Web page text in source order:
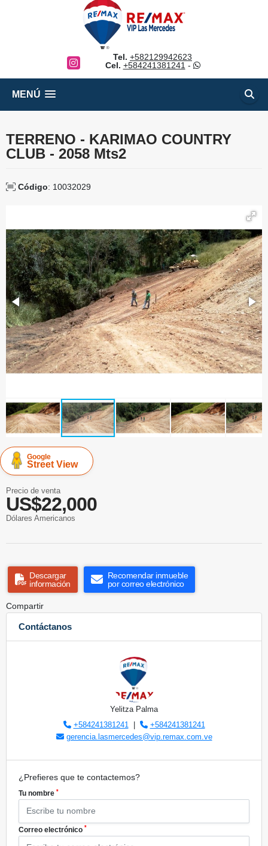
Instagram
Tel. +582129942623
Cel. +584241381241 -
MENÚ
TERRENO - KARIMAO COUNTRY
CLUB - 2058 Mts2
Código: 10032029
Google
Street View
Precio de venta
US$22,000
Dólares Americanos
Descargar
información
Recomendar inmueble
por correo electrónico
Compartir
Contáctanos
Yelitza Palma
+584241381241|
+584241381241
gerencia.lasmercedes@vip.remax.com.ve
¿Prefieres que te contactemos?
Tu nombre *
Correo electrónico *